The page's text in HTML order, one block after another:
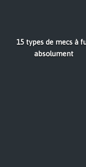
15 types de mecs à
absolument